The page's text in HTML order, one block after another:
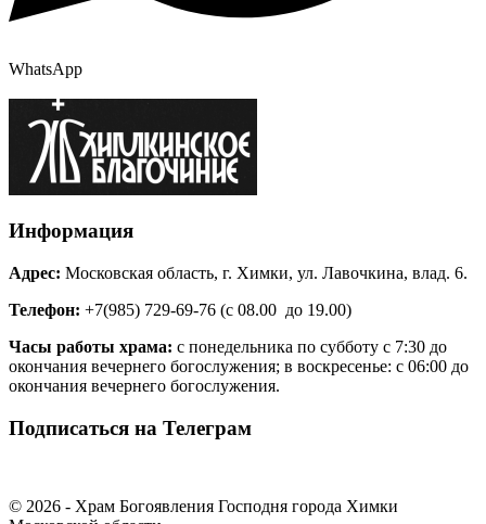
WhatsApp
Информация
Адрес: Московская область, г. Химки, ул. Лавочкина, влад. 6.
Телефон: +7(985) 729-69-76 (с 08.00 до 19.00)
Часы работы храма: с понедельника по субботу с 7:30 до
окончания вечернего богослужения; в воскресенье: с 06:00 до
окончания вечернего богослужения.
Подписаться на Телеграм
© 2026 - Храм Богоявления Господня города Химки